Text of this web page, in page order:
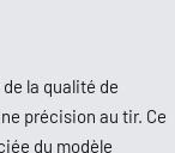
la qualité de
précision au tir. Ce
du modèle